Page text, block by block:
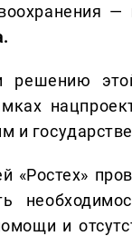
—
решению
и
«Ростех»
и